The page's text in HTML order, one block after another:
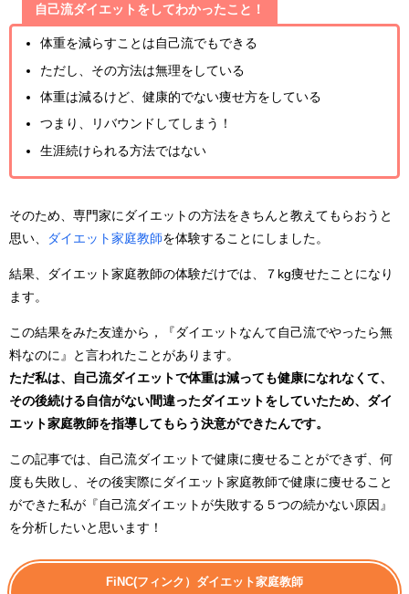
自己流ダイエットをしてわかったこと！
体重を減らすことは自己流でもできる
ただし、その方法は無理をしている
体重は減るけど、健康的でない痩せ方をしている
つまり、リバウンドしてしまう！
生涯続けられる方法ではない
そのため、専門家にダイエットの方法をきちんと教えてもらおうと
思い、
ダイエット家庭教師を体験することにしました。
結果、ダイエット家庭教師の体験だけでは、７kg痩せたことになり
ます。
この結果をみた友達から，『ダイエットなんて自己流でやったら無
料なのに』と言われたことがあります。
ただ私は、自己流ダイエットで体重は減っても健康になれなくて、
その後続ける自信がない間違ったダイエットをしていたため、ダイ
エット家庭教師を指導してもらう決意ができたんです。
この記事では、自己流ダイエットで健康に痩せることができず、何
度も失敗し、その後実際にダイエット家庭教師で健康に痩せること
ができた私が『自己流ダイエットが失敗する５つの続かない原因』
を分析したいと思います！
FiNC(フィンク）ダイエット家庭教師